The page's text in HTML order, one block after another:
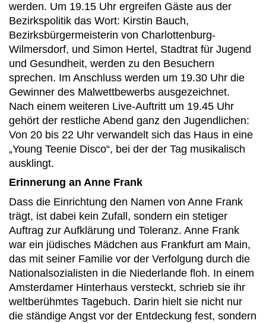
werden. Um 19.15 Uhr ergreifen Gäste aus der
Bezirkspolitik das Wort: Kirstin Bauch,
Bezirksbürgermeisterin von Charlottenburg-
Wilmersdorf, und Simon Hertel, Stadtrat für Jugend
und Gesundheit, werden zu den Besuchern
sprechen. Im Anschluss werden um 19.30 Uhr die
Gewinner des Malwettbewerbs ausgezeichnet.
Nach einem weiteren Live-Auftritt um 19.45 Uhr
gehört der restliche Abend ganz den Jugendlichen:
Von 20 bis 22 Uhr verwandelt sich das Haus in eine
„Young Teenie Disco“, bei der der Tag musikalisch
ausklingt.
Erinnerung an Anne Frank
Dass die Einrichtung den Namen von Anne Frank
trägt, ist dabei kein Zufall, sondern ein stetiger
Auftrag zur Aufklärung und Toleranz. Anne Frank
war ein jüdisches Mädchen aus Frankfurt am Main,
das mit seiner Familie vor der Verfolgung durch die
Nationalsozialisten in die Niederlande floh. In einem
Amsterdamer Hinterhaus versteckt, schrieb sie ihr
weltberühmtes Tagebuch. Darin hielt sie nicht nur
die ständige Angst vor der Entdeckung fest, sondern